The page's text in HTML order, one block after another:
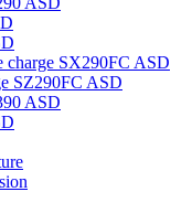
charge SX290FC ASD
SZ290FC ASD
ASD